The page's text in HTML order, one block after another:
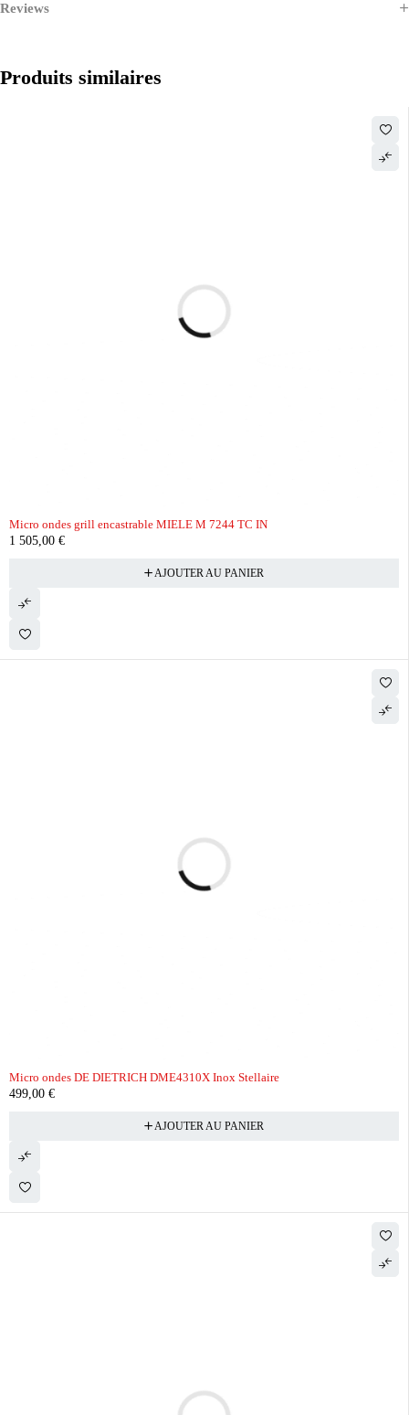
Reviews
Produits similaires
Micro ondes grill encastrable MIELE M 7244 TC IN
1 505,00 €
AJOUTER AU PANIER
Micro ondes DE DIETRICH DME4310X Inox Stellaire
499,00 €
AJOUTER AU PANIER